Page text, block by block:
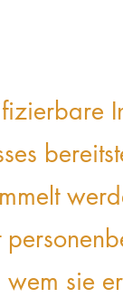
wem sie